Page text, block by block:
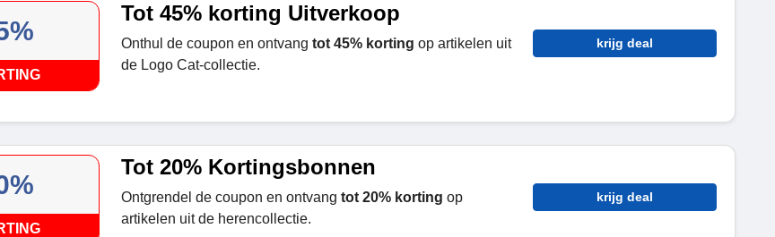
Tot 45% korting Uitverkoop
Onthul de coupon en ontvang tot 45% korting op artikelen uit
de Logo Cat-collectie.
krijg deal
Tot 20% Kortingsbonnen
Ontgrendel de coupon en ontvang tot 20% korting op
artikelen uit de herencollectie.
krijg deal